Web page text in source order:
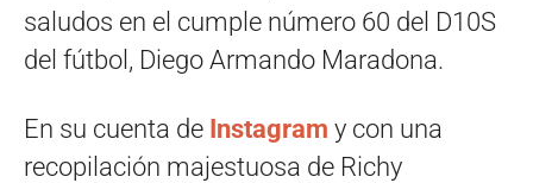
saludos en el cumple número 60 del D10S
del fútbol, Diego Armando Maradona.
En su cuenta de Instagram y con una
recopilación majestuosa de Richy